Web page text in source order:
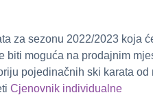
za sezonu 2022/2023 koja
moguća na prodajnim
pojedinačnih ski karata
Cjenovnik individualne